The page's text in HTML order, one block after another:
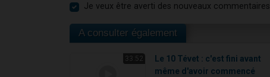
Je veux être averti des nouveaux commentaires
A consulter également
33:52
Le 10 Tévet : c'est fini avant
même d'avoir commencé